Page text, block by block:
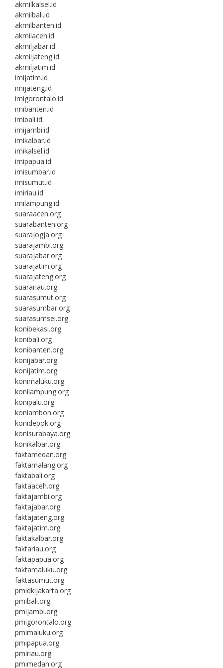
akmilkalsel.id
akmilbali.id
akmilbanten.id
akmilaceh.id
akmiljabar.id
akmiljateng.id
akmiljatim.id
imijatim.id
imijateng.id
imigorontalo.id
imibanten.id
imibali.id
imijambi.id
imikalbar.id
imikalsel.id
imipapua.id
imisumbar.id
imisumut.id
imiriau.id
imilampung.id
suaraaceh.org
suarabanten.org
suarajogja.org
suarajambi.org
suarajabar.org
suarajatim.org
suarajateng.org
suarariau.org
suarasumut.org
suarasumbar.org
suarasumsel.org
konibekasi.org
konibali.org
konibanten.org
konijabar.org
konijatim.org
konimaluku.org
konilampung.org
konipalu.org
koniambon.org
konidepok.org
konisurabaya.org
konikalbar.org
faktamedan.org
faktamalang.org
faktabali.org
faktaaceh.org
faktajambi.org
faktajabar.org
faktajateng.org
faktajatim.org
faktakalbar.org
faktariau.org
faktapapua.org
faktamaluku.org
faktasumut.org
pmidkijakarta.org
pmibali.org
pmijambi.org
pmigorontalo.org
pmimaluku.org
pmipapua.org
pmiriau.org
pmimedan.org